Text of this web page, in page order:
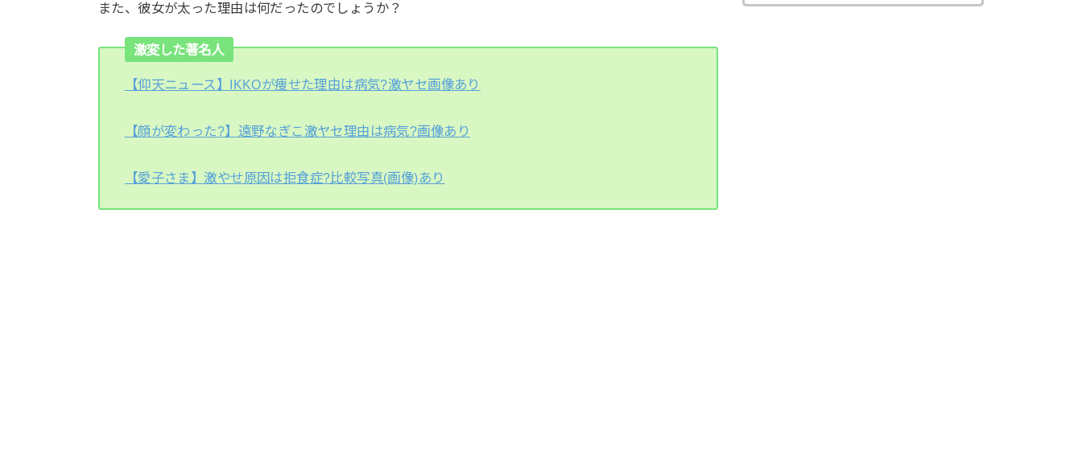
また、彼女が太った理由は何だったのでしょうか？
激変した著名人
【仰天ニュース】IKKOが痩せた理由は病気?激ヤセ画像あり
【顔が変わった?】遠野なぎこ激ヤセ理由は病気?画像あり
【愛子さま】激やせ原因は拒食症?比較写真(画像)あり